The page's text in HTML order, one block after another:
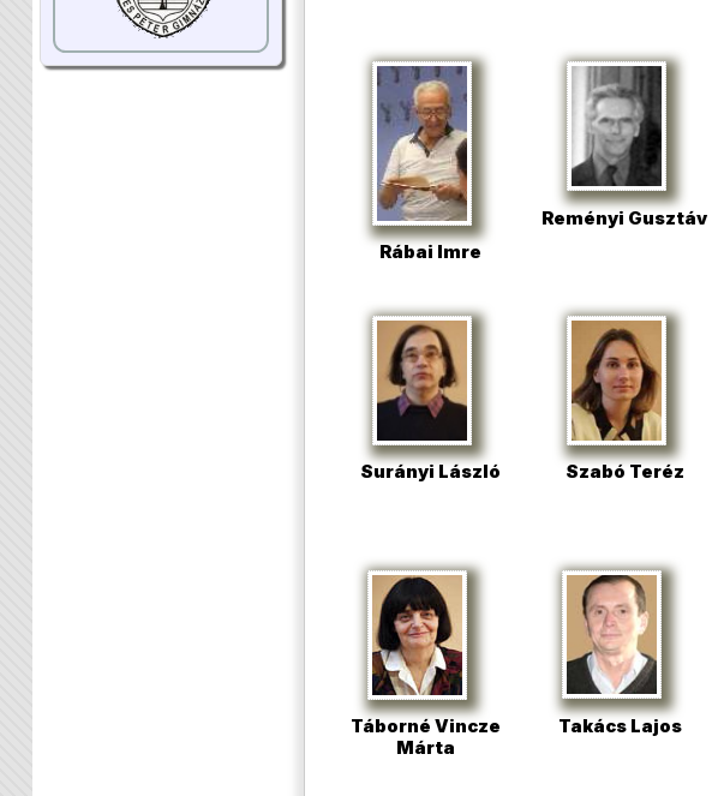
Rábai Imre
Reményi Gusztáv
Surányi László Szabó Teréz
Táborné Vincze
Márta
Takács Lajos